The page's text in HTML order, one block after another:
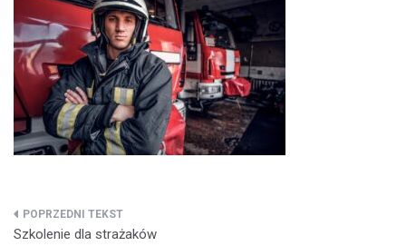
Nawigacja
Szkolenie dla strażaków